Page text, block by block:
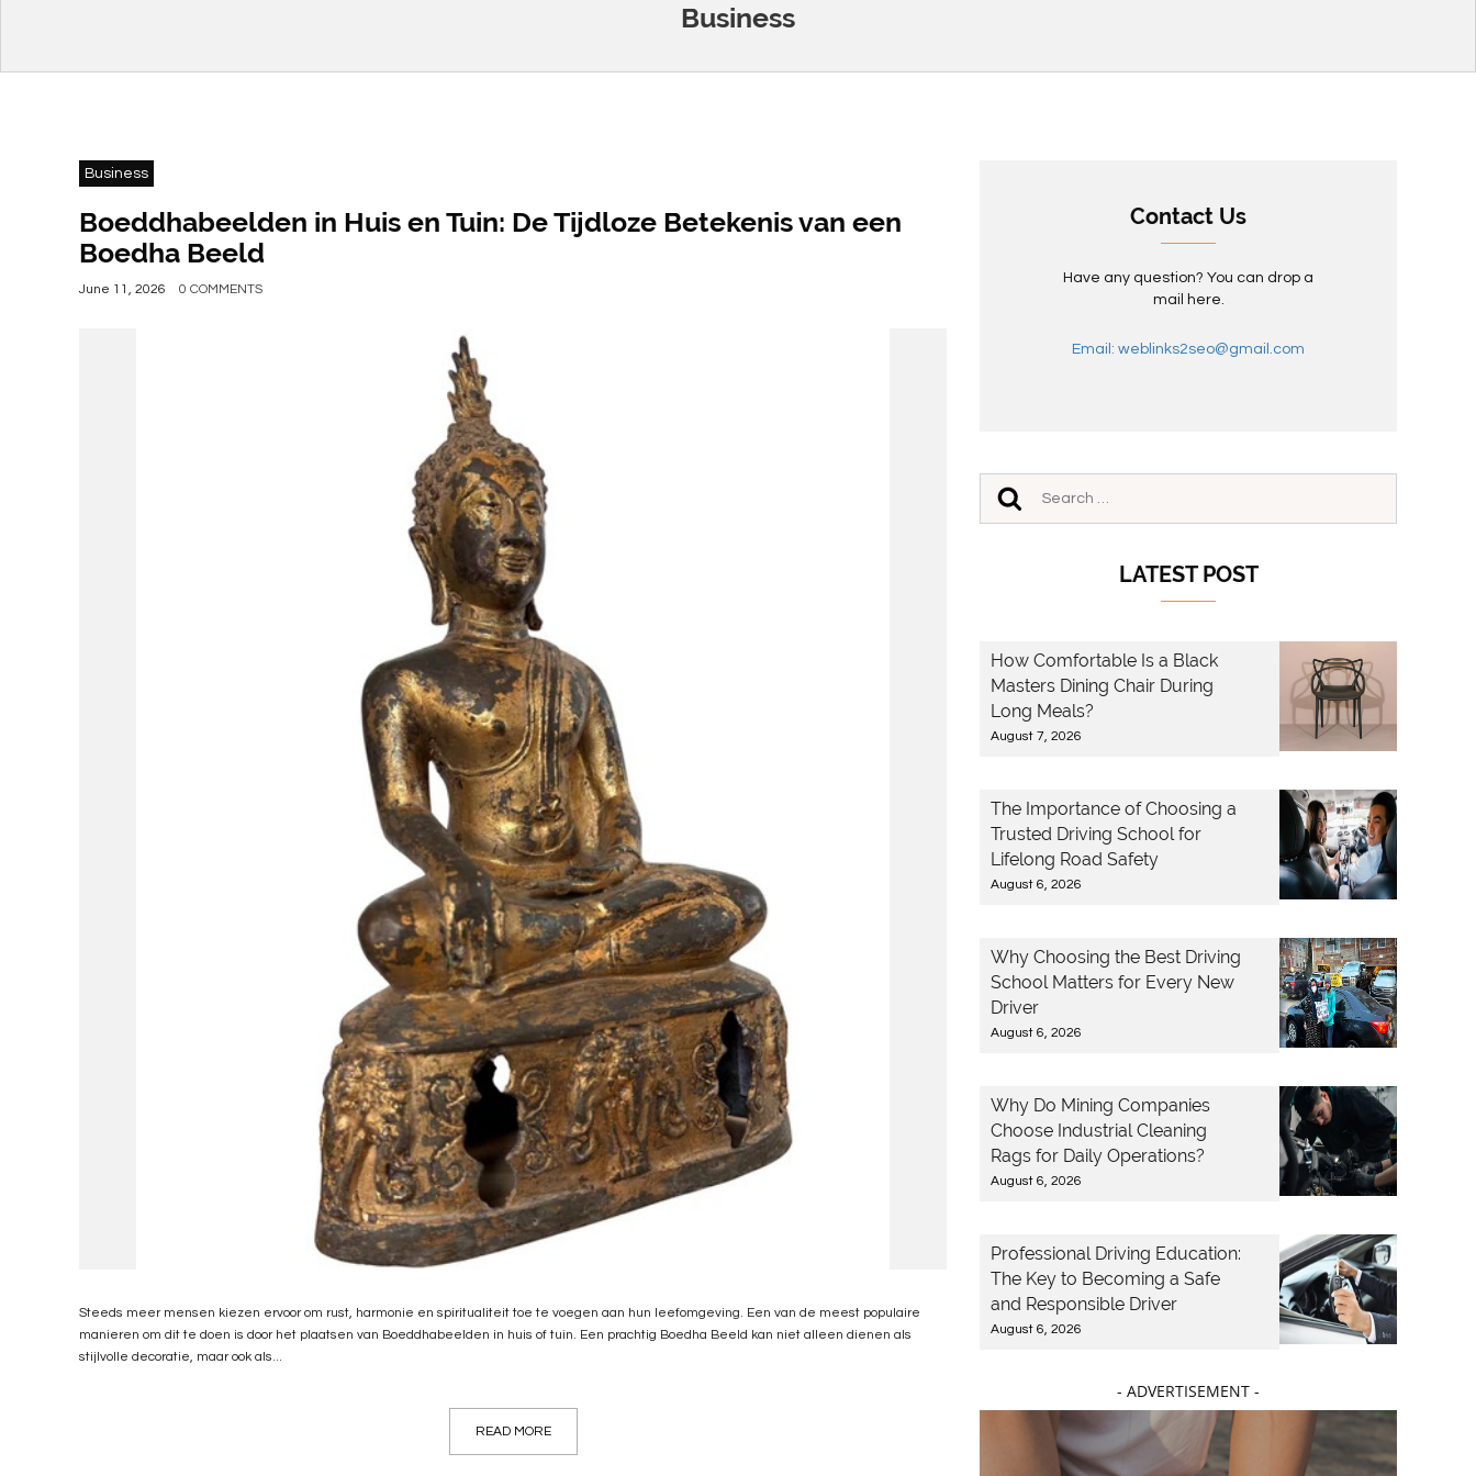
Business
Business
Boeddhabeelden in Huis en Tuin: De Tijdloze Betekenis van een
Boedha Beeld
June 11, 2026 0 COMMENTS
Steeds meer mensen kiezen ervoor om rust, harmonie en spiritualiteit toe te voegen aan hun leefomgeving. Een van de meest populaire
manieren om dit te doen is door het plaatsen van Boeddhabeelden in huis of tuin. Een prachtig Boedha Beeld kan niet alleen dienen als
stijlvolle decoratie, maar ook als...
READ MORE
Contact Us
Have any question? You can drop a
mail here.
Email: weblinks2seo@gmail.com
LATEST POST
How Comfortable Is a Black
Masters Dining Chair During
Long Meals?
August 7, 2026
The Importance of Choosing a
Trusted Driving School for
Lifelong Road Safety
August 6, 2026
Why Choosing the Best Driving
School Matters for Every New
Driver
August 6, 2026
Why Do Mining Companies
Choose Industrial Cleaning
Rags for Daily Operations?
August 6, 2026
Professional Driving Education:
The Key to Becoming a Safe
and Responsible Driver
August 6, 2026
- ADVERTISEMENT -